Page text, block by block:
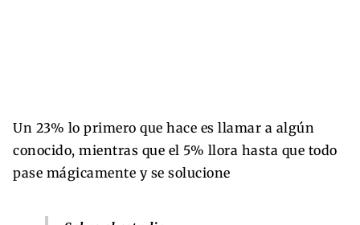
Un 23% lo primero que hace es llamar a algún
conocido, mientras que el 5% llora hasta que todo
pase mágicamente y se solucione